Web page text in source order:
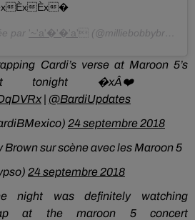
ÈxÈx�
par '~'a'�'�'a' (@milliebobbybrown) le
Cardi’s verse at Maroon 5’s
tonight �xÂ❤️
| @BardiUpdates
24 septembre 2018
Brown sur scène avec les Maroon 5
24 septembre 2018
night was definitely watching
at the maroon 5 concert